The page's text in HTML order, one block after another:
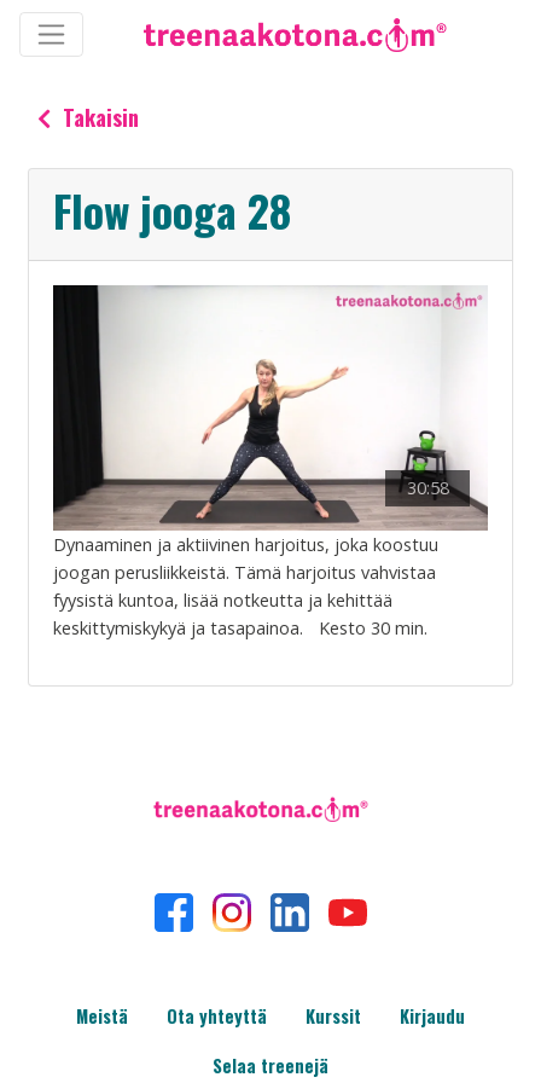
Takaisin
Flow jooga 28
30:58
Dynaaminen ja aktiivinen harjoitus, joka koostuu
joogan perusliikkeistä. Tämä harjoitus vahvistaa
fyysistä kuntoa, lisää notkeutta ja kehittää
keskittymiskykyä ja tasapainoa. Kesto 30 min.
Meistä Ota yhteyttä Kurssit
Kirjaudu
Selaa treenejä